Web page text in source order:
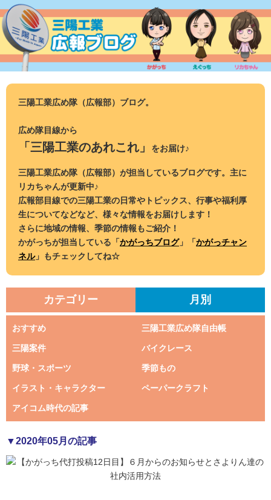
ン
テ
ツ
三陽工業広め隊（広報部）ブログ。
広め隊目線から
「三陽工業のあれこれ」 をお届け♪
三陽工業広め隊（広報部）が担当しているブログです。主に
リカちゃんが更新中♪
広報部目線での三陽工業の日常やトピックス、行事や福利厚
生についてなどなど、様々な情報をお届けします！
さらに地域の情報、季節の情報もご紹介！
かがっちが担当している「かがっちブログ」「かがっチャン
ネル」もチェックしてね☆
カテゴリー 月別
おすすめ 三陽工業広め隊自由帳
三陽案件 バイクレース
野球・スポーツ 季節もの
イラスト・キャラクター ペーパークラフト
アイコム時代の記事
▼2020年05月の記事